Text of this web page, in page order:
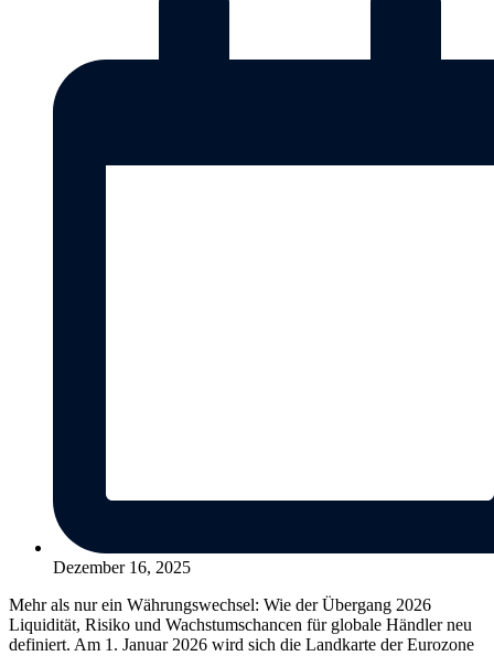
Dezember 16, 2025
Mehr als nur ein Währungswechsel: Wie der Übergang 2026
Liquidität, Risiko und Wachstumschancen für globale Händler neu
definiert. Am 1. Januar 2026 wird sich die Landkarte der Eurozone